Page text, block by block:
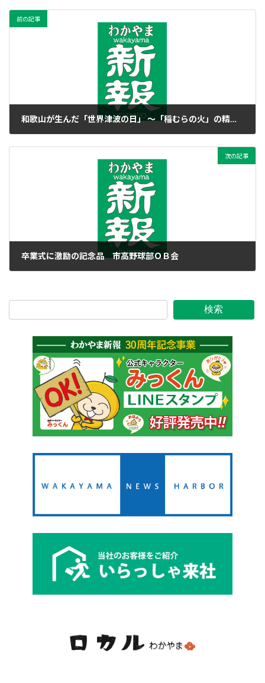
前の記事
和歌山が生んだ「世界津波の日」 ～「稲むらの火」の精神を世界へ～
次の記事
卒業式に激励の記念品 市高野球部ＯＢ会
検索